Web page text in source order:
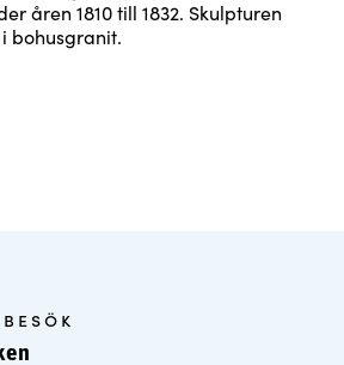
åren 1810 till 1832. Skulpturen
bohusgranit.